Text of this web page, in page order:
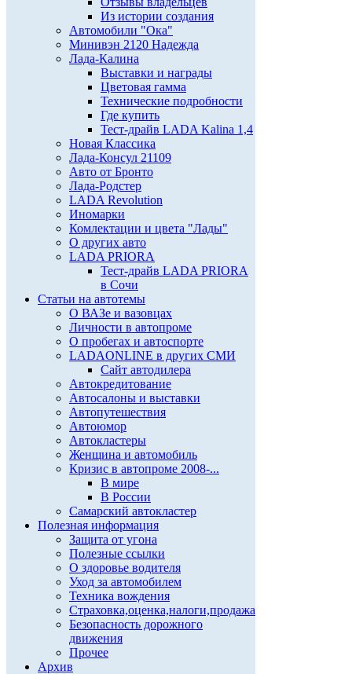
Из истории создания
Автомобили "Ока"
Минивэн 2120 Надежда
Лада-Калина
Выставки и награды
Цветовая гамма
Технические подробности
Где купить
Тест-драйв LADA Kalina 1,4
Новая Классика
Лада-Консул 21109
Авто от Бронто
Лада-Родстер
LADA Revolution
Иномарки
Комлектации и цвета "Лады"
О других авто
LADA PRIORA
Тест-драйв LADA PRIORA
в Сочи
Статьи на автотемы
О ВАЗе и вазовцах
Личности в автопроме
О пробегах и автоспорте
LADAONLINE в других СМИ
Сайт автодилера
Автокредитование
Автосалоны и выставки
Автопутешествия
Автоюмор
Автокластеры
Женщина и автомобиль
Кризис в автопроме 2008-...
В мире
В России
Самарский автокластер
Полезная информация
Защита от угона
Полезные ссылки
О здоровье водителя
Уход за автомобилем
Техника вождения
Страховка,оценка,налоги,продажа
Безопасность дорожного
движения
Прочее
Архив